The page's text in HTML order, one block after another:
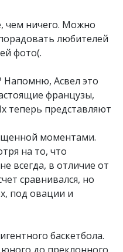
чем ничего. Можно
любителей
фото(.
Асвел это
французы,
теперь представляют
моментами.
на то, что
всегда, в отличие от
сравнивался, но
под овации и
баскетбола.